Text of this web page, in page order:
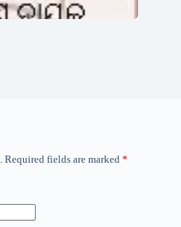
Required fields are marked *